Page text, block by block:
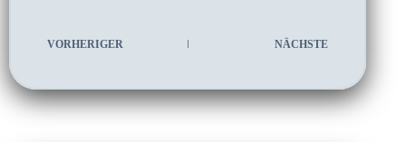
VORHERIGER NÄCHSTE